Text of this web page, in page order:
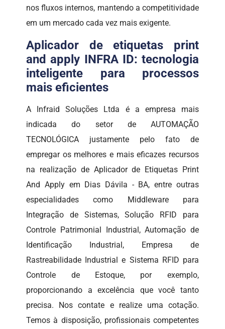
nos fluxos internos, mantendo a competitividade
em um mercado cada vez mais exigente.
Aplicador de etiquetas print
and apply INFRA ID: tecnologia
inteligente para processos
mais eficientes
A Infraid Soluções Ltda é a empresa mais
indicada do setor de AUTOMAÇÃO
TECNOLÓGICA justamente pelo fato de
empregar os melhores e mais eficazes recursos
na realização de Aplicador de Etiquetas Print
And Apply em Dias Dávila - BA, entre outras
especialidades como Middleware para
Integração de Sistemas, Solução RFID para
Controle Patrimonial Industrial, Automação de
Identificação Industrial, Empresa de
Rastreabilidade Industrial e Sistema RFID para
Controle de Estoque, por exemplo,
proporcionando a excelência que você tanto
precisa. Nos contate e realize uma cotação.
Temos à disposição, profissionais competentes